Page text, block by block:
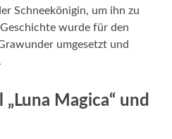
Schneekönigin, um ihn zu
wurde für den
umgesetzt und
Magica“ und